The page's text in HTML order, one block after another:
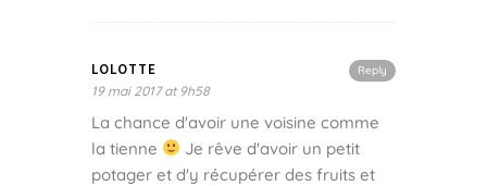
Reply
LOLOTTE
19 mai 2017 at 9h58
La chance d'avoir une voisine comme
la tienne
Je rêve d'avoir un petit
potager et d'y récupérer des fruits et